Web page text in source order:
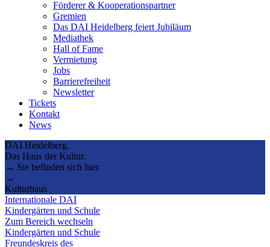
submenu
Förderer & Kooperationspartner
Gremien
Das DAI Heidelberg feiert Jubiläum
Mediathek
Hall of Fame
Vermietung
Jobs
Barrierefreiheit
Newsletter
Tickets
Kontakt
News
DAI Heidelberg.
Das Haus der Kultur.
→ Sie befinden sich hier
→
Kulturhaus
Internationale DAI
Kindergärten und Schule
Zum Bereich wechseln
Kindergärten und Schule
Freundeskreis des